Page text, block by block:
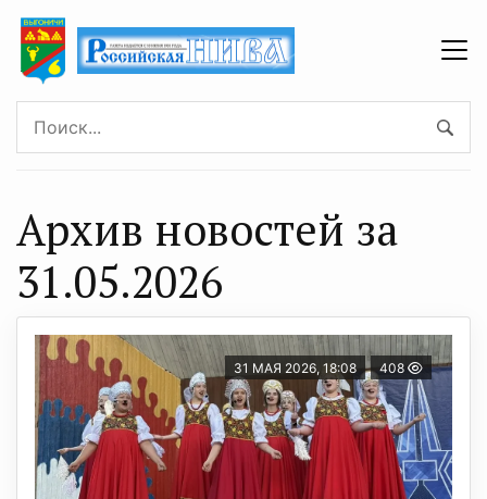
Архив новостей за
31.05.2026
31 МАЯ 2026, 18:08 408